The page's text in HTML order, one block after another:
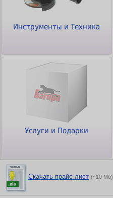
Инструменты и Техника
Услуги и Подарки
Скачать прайс-лист (~10 Мб)